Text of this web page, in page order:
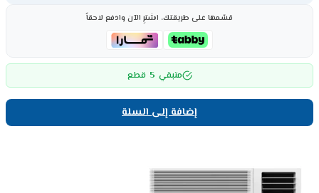
قسّمها على طريقتك، اشترِ الآن وادفع لاحقاً
متبقي 5 قطع
إضافة إلى السلة